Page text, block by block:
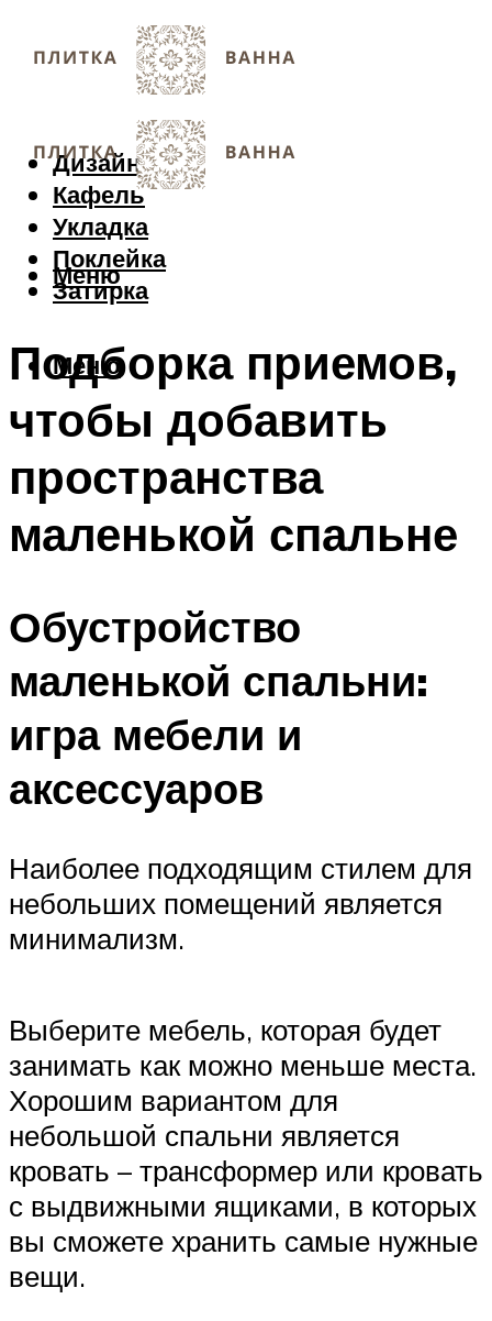
Дизайн
Кафель
Укладка
Поклейка
Затирка
Меню
Меню
Подборка приемов,
чтобы добавить
пространства
маленькой спальне
Обустройство
маленькой спальни:
игра мебели и
аксессуаров
Наиболее подходящим стилем для
небольших помещений является
минимализм.
Выберите мебель, которая будет
занимать как можно меньше места.
Хорошим вариантом для
небольшой спальни является
кровать – трансформер или кровать
с выдвижными ящиками, в которых
вы сможете хранить самые нужные
вещи.